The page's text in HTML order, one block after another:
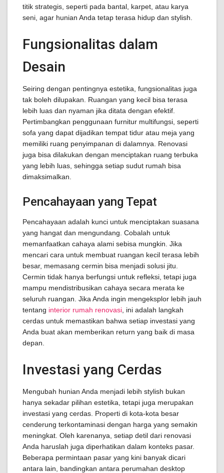
titik strategis, seperti pada bantal, karpet, atau karya
seni, agar hunian Anda tetap terasa hidup dan stylish.
Fungsionalitas dalam
Desain
Seiring dengan pentingnya estetika, fungsionalitas juga
tak boleh dilupakan. Ruangan yang kecil bisa terasa
lebih luas dan nyaman jika ditata dengan efektif.
Pertimbangkan penggunaan furnitur multifungsi, seperti
sofa yang dapat dijadikan tempat tidur atau meja yang
memiliki ruang penyimpanan di dalamnya. Renovasi
juga bisa dilakukan dengan menciptakan ruang terbuka
yang lebih luas, sehingga setiap sudut rumah bisa
dimaksimalkan.
Pencahayaan yang Tepat
Pencahayaan adalah kunci untuk menciptakan suasana
yang hangat dan mengundang. Cobalah untuk
memanfaatkan cahaya alami sebisa mungkin. Jika
mencari cara untuk membuat ruangan kecil terasa lebih
besar, memasang cermin bisa menjadi solusi jitu.
Cermin tidak hanya berfungsi untuk refleksi, tetapi juga
mampu mendistribusikan cahaya secara merata ke
seluruh ruangan. Jika Anda ingin mengeksplor lebih jauh
tentang interior rumah renovasi , ini adalah langkah
cerdas untuk memastikan bahwa setiap investasi yang
Anda buat akan memberikan return yang baik di masa
depan.
Investasi yang Cerdas
Mengubah hunian Anda menjadi lebih stylish bukan
hanya sekadar pilihan estetika, tetapi juga merupakan
investasi yang cerdas. Properti di kota-kota besar
cenderung terkontaminasi dengan harga yang semakin
meningkat. Oleh karenanya, setiap detil dari renovasi
Anda haruslah juga diperhatikan dalam konteks pasar.
Beberapa permintaan pasar yang kini banyak dicari
antara lain, bandingkan antara perumahan desktop